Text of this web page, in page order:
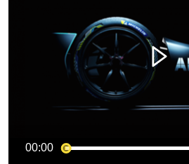
00:00